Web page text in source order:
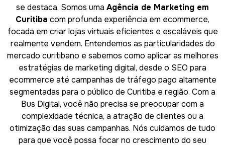
se destaca. Somos uma Agência de Marketing em
Curitiba com profunda experiência em ecommerce,
focada em criar lojas virtuais eficientes e escaláveis que
realmente vendem. Entendemos as particularidades do
mercado curitibano e sabemos como aplicar as melhores
estratégias de marketing digital, desde o SEO para
ecommerce até campanhas de tráfego pago altamente
segmentadas para o público de Curitiba e região. Com a
Bus Digital, você não precisa se preocupar com a
complexidade técnica, a atração de clientes ou a
otimização das suas campanhas. Nós cuidamos de tudo
para que você possa focar no crescimento do seu